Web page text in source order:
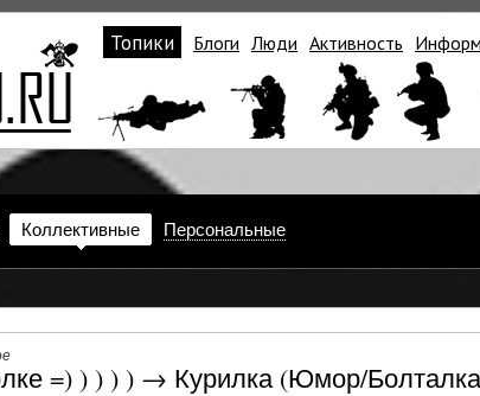
Топики Блоги Люди Активность
Коллективные Персональные
=) ) ) ) ) → Курилка (Юмор/